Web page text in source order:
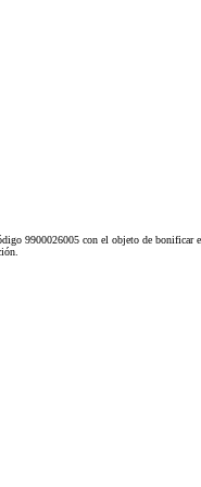
9900026005 con el objeto de bonificar